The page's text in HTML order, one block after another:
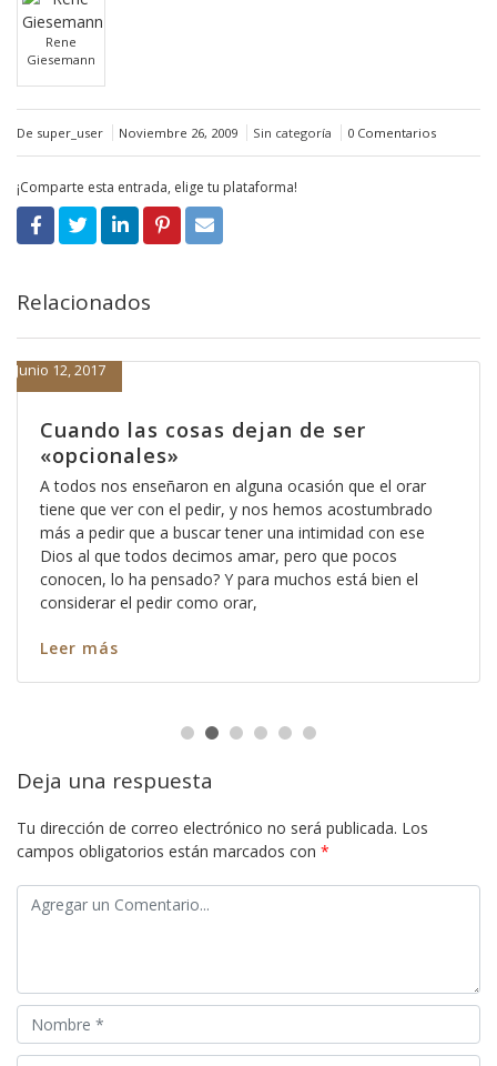
Rene
Giesemann
De super_user Noviembre 26, 2009 Sin categoría 0 Comentarios
¡Comparte esta entrada, elige tu plataforma!
Relacionados
Cuando las cosas dejan de ser
«opcionales»
Junio 12, 2017
A todos nos enseñaron en alguna ocasión que el orar
tiene que ver con el pedir, y nos hemos acostumbrado
más a pedir que a buscar tener una intimidad con ese
Dios al que todos decimos amar, pero que pocos
conocen, lo ha pensado? Y para muchos está bien el
considerar el pedir como orar,
Leer más
Deja una respuesta
Tu dirección de correo electrónico no será publicada. Los
campos obligatorios están marcados con *